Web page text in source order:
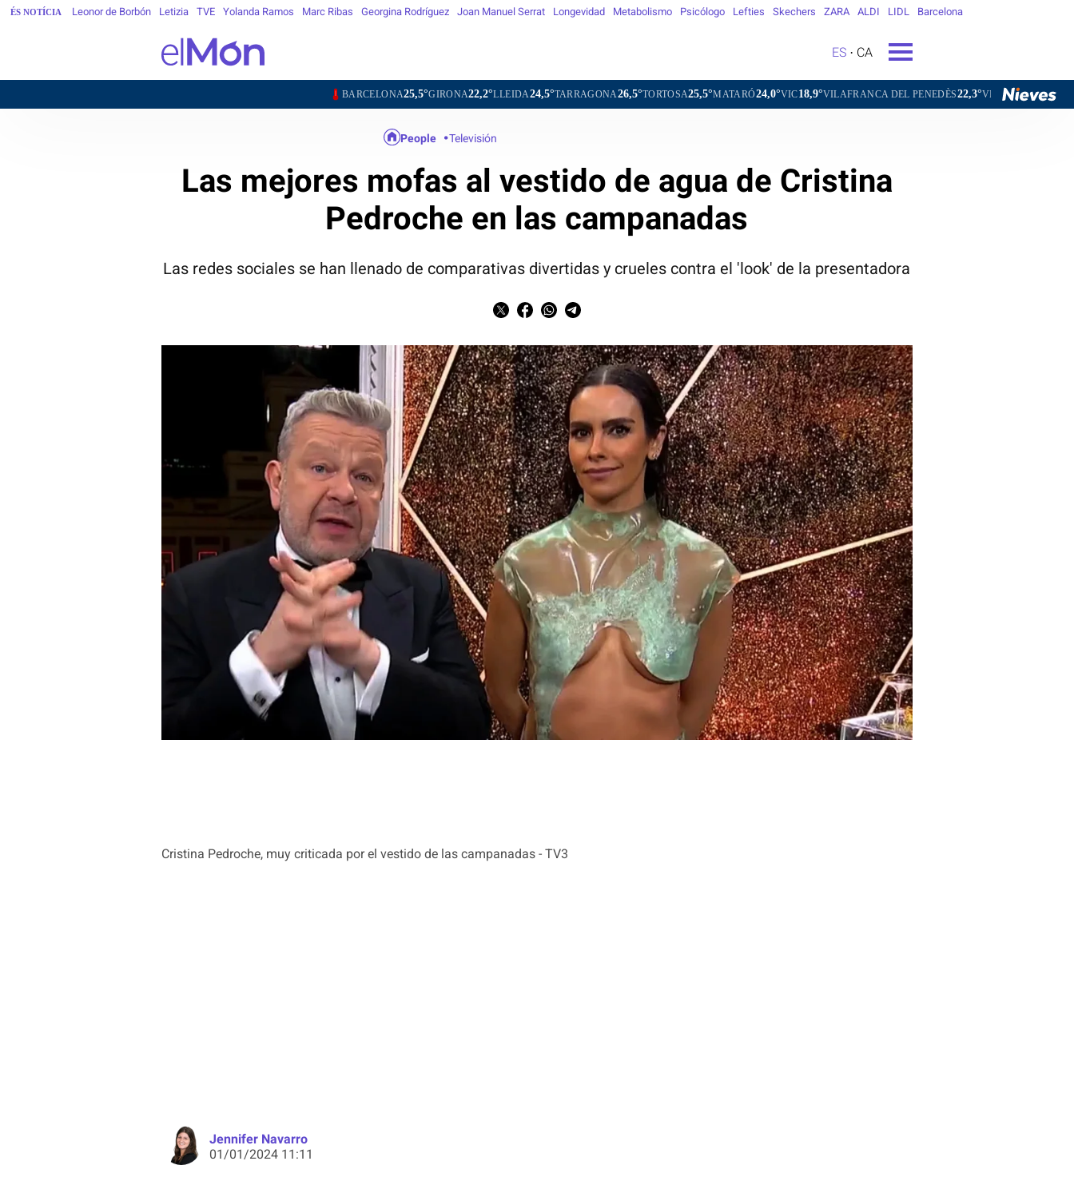
ÉS NOTÍCIA Leonor de Borbón Letizia TVE Yolanda Ramos Marc Ribas Georgina Rodríguez Joan Manuel Serrat Longevidad Metabolismo Psicólogo Lefties Skechers ZARA ALDI LIDL Barcelona
ES CA
25,5°GIRONA22,2°LLEIDA24,5°TARRAGONA26,5°TORTOSA25,5°MATARÓ24,0°VIC18,9°VILAFRANCA DEL PENEDÈS22,3°VILANOVA I LA GELTRÚ24,8°LA
Cristina Pedroche, muy criticada por el vestido de las campanadas - TV3
People Televisión
Las mejores mofas al vestido de agua de Cristina
Pedroche en las campanadas
Las redes sociales se han llenado de comparativas divertidas y crueles contra el 'look' de la presentadora
Jennifer Navarro
01/01/2024 11:11